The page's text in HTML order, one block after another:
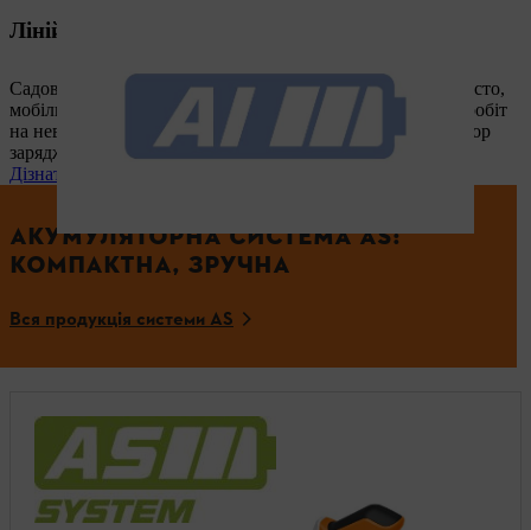
Лінійка AI з вбудованим акумулятором
Садова техніка STIHL акумуляторної лінійки AI – це просто,
мобільно та надійно. Найкраще оснащення для садових робіт
на невеликій присадибній ділянці. Вбудований акумулятор
заряджається від звичайної розетки.
Дізнатись більше зараз
АКУМУЛЯТОРНА СИСТЕМА AS:
КОМПАКТНА, ЗРУЧНА
Вся продукція системи AS